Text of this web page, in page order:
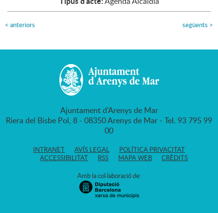
< anteriors següents >
Ajuntament d'Arenys de Mar
Riera del Bisbe Pol, 8 - 08350 Arenys de Mar - Tel. 93 795 99
00
INTRANET AVÍS LEGAL
POLÍTICA PRIVACITAT
ACCESSIBILITAT
RSS MAPA WEB CRÈDITS
Amb la col·laboració de: